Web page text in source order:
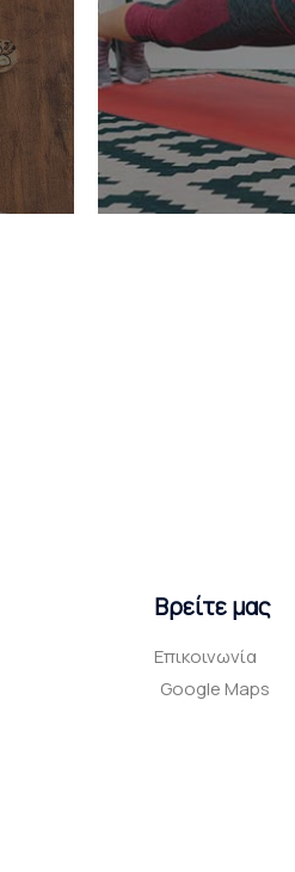
Βρείτε μας
Επικοινωνία
Google Maps